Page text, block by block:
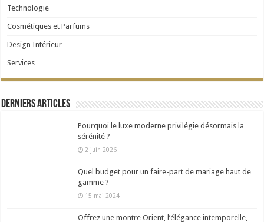
Technologie
Cosmétiques et Parfums
Design Intérieur
Services
Derniers articles
Pourquoi le luxe moderne privilégie désormais la
sérénité ?
2 juin 2026
Quel budget pour un faire-part de mariage haut de
gamme ?
15 mai 2024
Offrez une montre Orient, l’élégance intemporelle,